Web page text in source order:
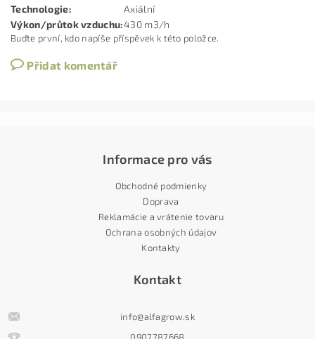
Technologie:
Axiální
Výkon/průtok vzduchu:430 m3/h
Buďte první, kdo napíše příspěvek k této položce.
Přidat komentář
Informace pro vás
Obchodné podmienky
Doprava
Reklamácie a vrátenie tovaru
Ochrana osobných údajov
Kontakty
Kontakt
info@alfagrow.sk
0907787668